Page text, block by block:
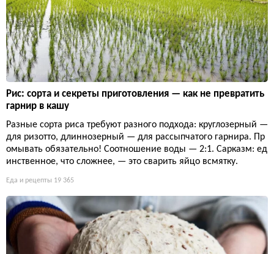
Рис: сорта и секреты приготовления — как не превратить
гарнир в кашу
Разные сорта риса требуют разного подхода: круглозерный —
для ризотто, длиннозерный — для рассыпчатого гарнира. Пр
омывать обязательно! Соотношение воды — 2:1. Сарказм: ед
инственное, что сложнее, — это сварить яйцо всмятку.
Еда и рецепты 19 365